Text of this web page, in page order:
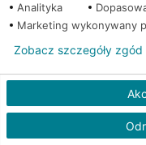
Warszawa,
Warszawa,
Analityka
Marketing wykonywany
Zobacz szczegóły zgód